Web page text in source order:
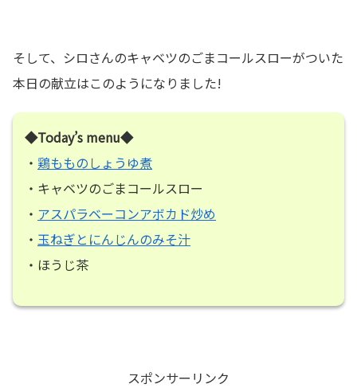
そして、シロさんのキャベツのごまコールスローがついた
本日の献立はこのようになりました!
◆Today’s menu◆
・ 鶏もものしょうゆ煮
・キャベツのごまコールスロー
・ アスパラベーコンアボカド炒め
・ 玉ねぎとにんじんのみそ汁
・ほうじ茶
スポンサーリンク